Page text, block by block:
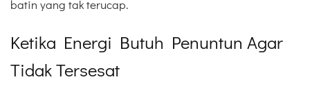
batin yang tak terucap.
Ketika Energi Butuh Penuntun Agar
Tidak Tersesat